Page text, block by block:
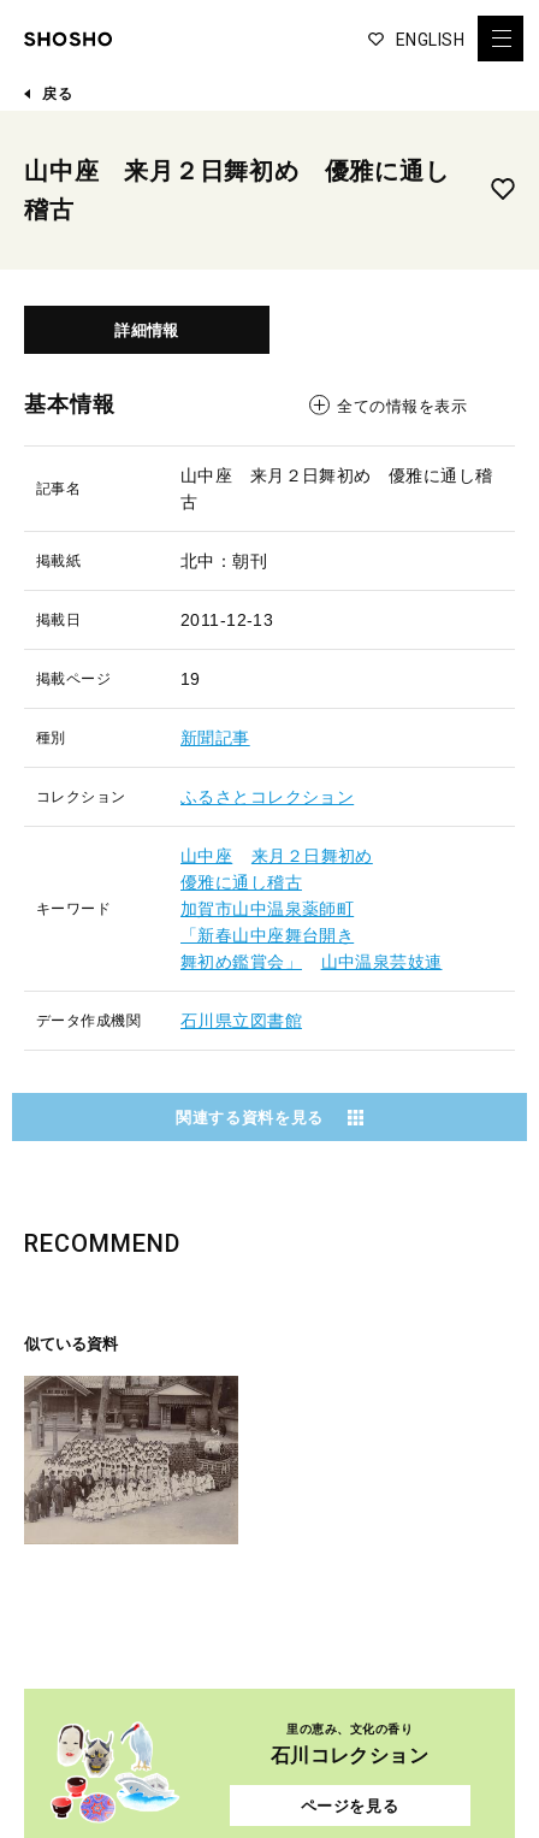
ENGLISH
戻る
山中座 来月２日舞初め 優雅に通し
稽古
詳細情報
基本情報 全ての情報を表示
記事名
山中座 来月２日舞初め 優雅に通し稽
古
掲載紙 北中：朝刊
掲載日 2011-12-13
掲載ページ 19
種別 新聞記事
コレクション ふるさとコレクション
キーワード
山中座
来月２日舞初め
優雅に通し稽古
加賀市山中温泉薬師町
「新春山中座舞台開き
舞初め鑑賞会」
山中温泉芸妓連
データ作成機関 石川県立図書館
関連する資料を見る
RECOMMEND
似ている資料
里の恵み、文化の香り
石川コレクション
ページを見る